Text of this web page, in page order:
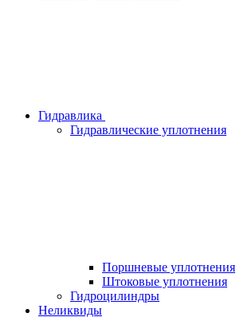
Гидравлика
Гидравлические уплотнения
Поршневые уплотнения
Штоковые уплотнения
Гидроцилиндры
Неликвиды